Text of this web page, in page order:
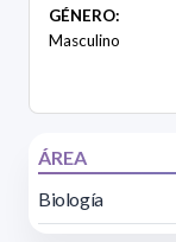
GÉNERO:
Masculino
ÁREA
Biología